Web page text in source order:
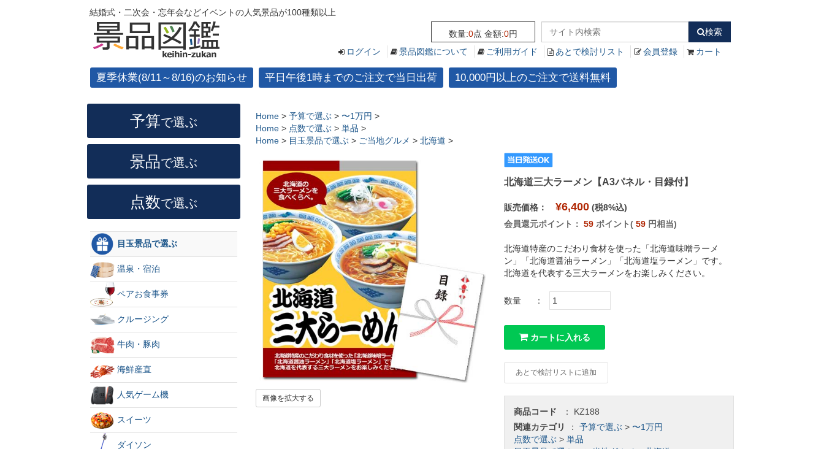
結婚式・二次会・忘年会などイベントの人気景品が100種類以上
数量:0点 金額:0円
検索
ログイン
景品図鑑について ご利用ガイド あとで検討リスト 会員登録 カート
夏季休業(8/11～8/16)のお知らせ 平日午後1時までのご注文で当日出荷 10,000円以上のご注文で送料無料
Home > 予算で選ぶ > 〜1万円 >
Home > 点数で選ぶ > 単品 >
Home > 目玉景品で選ぶ > ご当地グルメ > 北海道 >
画像を拡大する
北海道三大ラーメン【A3パネル・目録付】
販売価格： ¥6,400 (税8%込)
会員還元ポイント： 59 ポイント( 59 円相当)
北海道特産のこだわり食材を使った「北海道味噌ラーメ
ン」「北海道醤油ラーメン」「北海道塩ラーメン」です。
北海道を代表する三大ラーメンをお楽しみください。
数量 ：
カートに入れる
あとで検討リストに追加
商品コード ： KZ188
関連カテゴリ
： 予算で選ぶ > 〜1万円
点数で選ぶ > 単品
予算で選ぶ
景品で選ぶ
点数で選ぶ
目玉景品で選ぶ
温泉・宿泊
ペアお食事券
クルージング
牛肉・豚肉
海鮮産直
人気ゲーム機
スイーツ
ダイソン